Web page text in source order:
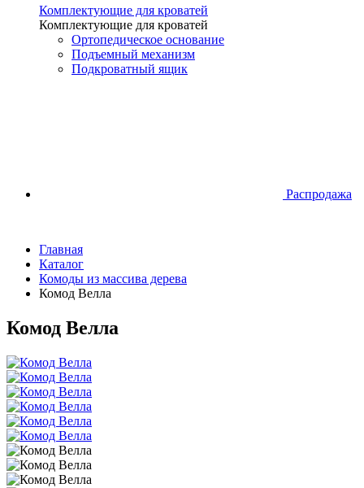
Комплектующие для кроватей
Комплектующие для кроватей
Ортопедическое основание
Подъемный механизм
Подкроватный ящик
Распродажа
Главная
Каталог
Комоды из массива дерева
Комод Велла
Комод Велла